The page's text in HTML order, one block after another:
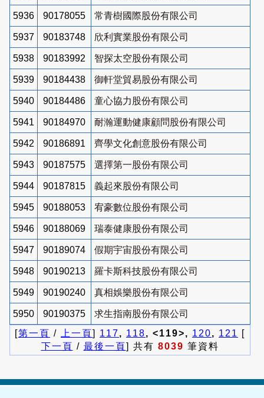
5936 90178055 常青樹國際股份有限公司
5937 90183748 欣利實業股份有限公司
5938 90183992 智探太空股份有限公司
5939 90184438 御軒堂貿易股份有限公司
5940 90184486 童心協力股份有限公司
5941 90184970 耐瀚運動健康顧問股份有限公司
5942 90186891 齊學文化創意股份有限公司
5943 90187575 選擇第一股份有限公司
5944 90187815 義起來股份有限公司
5945 90188053 宥豪數位股份有限公司
5946 90188069 瑞泰健康股份有限公司
5947 90189074 假期宇宙股份有限公司
5948 90190213 羅卡斯科技股份有限公司
5949 90190240 真相娛樂股份有限公司
5950 90190375
求生指南股份有限公司
[第一頁 / 上一頁] 117, 118, <119>, 120, 121
[
下一頁 / 最後一頁] 共有 8039 筆資料